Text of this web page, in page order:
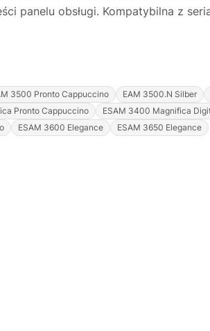
panelu obsługi. Kompatybilna z
3500 Pronto Cappuccino EAM 3500.N Silber
Pronto Cappuccino ESAM 3400 Magnifica
ESAM 3600 Elegance ESAM 3650 Elegance